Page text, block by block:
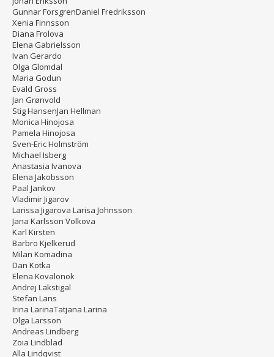
Gunnar ForsgrenDaniel Fredriksson
Xenia Finnsson
Diana Frolova
Elena Gabrielsson
Ivan Gerardo
Olga Glomdal
Maria Godun
Evald Gross
Jan Grønvold
Stig HansenJan Hellman
Monica Hinojosa
Pamela Hinojosa
Sven-Eric Holmström
Michael Isberg
Anastasia Ivanova
Elena Jakobsson
Paal Jankov
Vladimir Jigarov
Larissa Jigarova Larisa Johnsson
Jana Karlsson Volkova
Karl Kirsten
Barbro Kjelkerud
Milan Komadina
Dan Kotka
Elena Kovalonok
Andrej Lakstigal
Stefan Lans
Irina LarinaTatjana Larina
Olga Larsson
Andreas Lindberg
Zoia Lindblad
Alla Lindqvist